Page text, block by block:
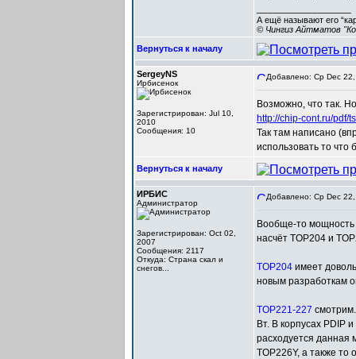
А ещё называют его
© Чингиз Айтматов
Вернуться к началу
SergeyNS
Ирбисенок
Зарегистрирован: Jul 10,
2010
Сообщения: 10
Добавлено: Ср Dec
Возможно, что так.
http://chip-cont.ru/pdf/
Так там написано
использовать то что
Вернуться к началу
ИРБИС
Администратор
Зарегистрирован: Oct 02,
2007
Сообщения: 2117
Откуда: Cтрана скал и
снегов...
Добавлено: Ср Dec
Вообще-то мощность
насчёт TOP204 и
TOP204 имеет
новым разработкам
TOP221-227
Вт. В корпусах PDIP
расходуется данная
TOP226Y, а также то